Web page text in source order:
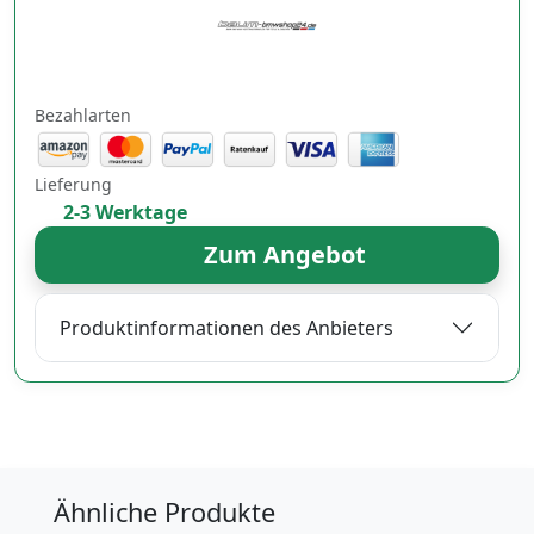
Bezahlarten
Lieferung
2-3 Werktage
Zum Angebot
Produktinformationen des Anbieters
Ähnliche Produkte